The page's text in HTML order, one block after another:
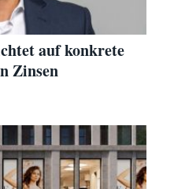
auf konkrete
Zinsen